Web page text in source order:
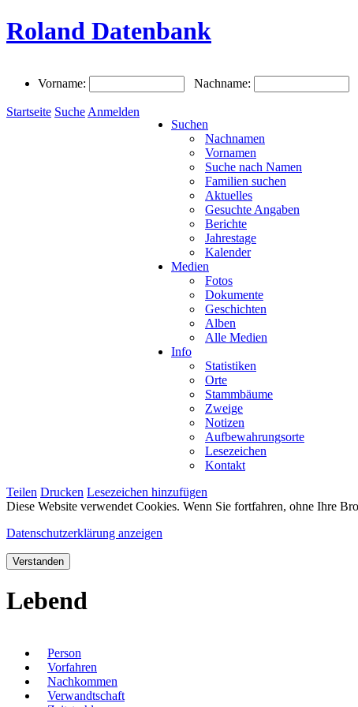
Roland Datenbank
Vorname: Nachname:
Startseite Suche Anmelden
Suchen
Nachnamen
Vornamen
Suche nach Namen
Familien suchen
Aktuelles
Gesuchte Angaben
Berichte
Jahrestage
Kalender
Medien
Fotos
Dokumente
Geschichten
Alben
Alle Medien
Info
Statistiken
Orte
Stammbäume
Zweige
Notizen
Aufbewahrungsorte
Lesezeichen
Kontakt
Teilen Drucken Lesezeichen hinzufügen
Diese Website verwendet Cookies. Wenn Sie fortfahren, ohne Ihre
Datenschutzerklärung anzeigen
Verstanden
Lebend
Person
Vorfahren
Nachkommen
Verwandtschaft